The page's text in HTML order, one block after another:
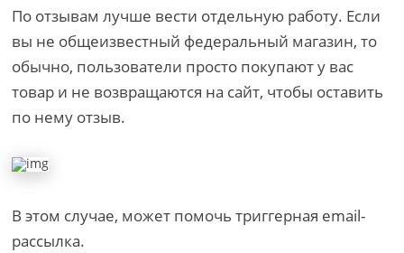
По отзывам лучше вести отдельную работу. Если
вы не общеизвестный федеральный магазин, то
обычно, пользователи просто покупают у вас
товар и не возвращаются на сайт, чтобы оставить
по нему отзыв.
В этом случае, может помочь триггерная email-
рассылка.